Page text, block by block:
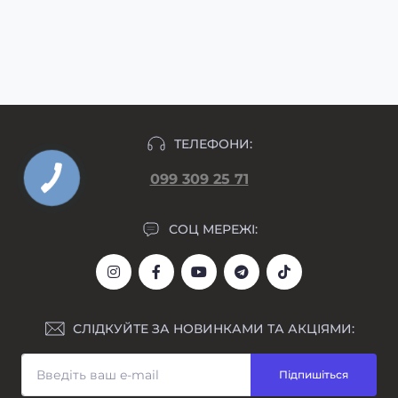
ТЕЛЕФОНИ:
099 309 25 71
СОЦ МЕРЕЖІ:
СЛІДКУЙТЕ ЗА НОВИНКАМИ ТА АКЦІЯМИ:
Підпишіться